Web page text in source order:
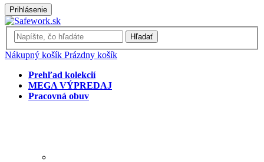
Prihlásenie
Hľadať
Nákupný košík Prázdny košík
Prehľad kolekcií
MEGA VÝPREDAJ
Pracovná obuv